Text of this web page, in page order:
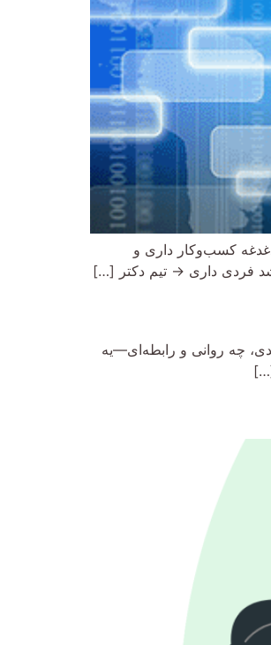
کسب‌وکار داری و
فردی داری → تیم دکتر […]
چه روانی و رابطه‌ای—یه